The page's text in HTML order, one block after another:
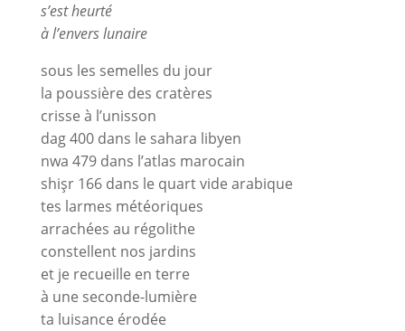
s’est heurté
à l’envers lunaire
sous les semelles du jour
la poussière des cratères
crisse à l’unisson
dag 400 dans le sahara libyen
nwa 479 dans l’atlas marocain
shişr 166 dans le quart vide arabique
tes larmes météoriques
arrachées au régolithe
constellent nos jardins
et je recueille en terre
à une seconde-lumière
ta luisance érodée